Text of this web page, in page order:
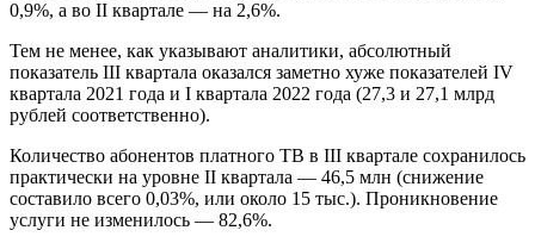
0,9%, а во II квартале — на 2,6%.
Тем не менее, как указывают аналитики, абсолютный
показатель III квартала оказался заметно хуже показателей IV
квартала 2021 года и I квартала 2022 года (27,3 и 27,1 млрд
рублей соответственно).
Количество абонентов платного ТВ в III квартале сохранилось
практически на уровне II квартала — 46,5 млн (снижение
составило всего 0,03%, или около 15 тыс.). Проникновение
услуги не изменилось — 82,6%.